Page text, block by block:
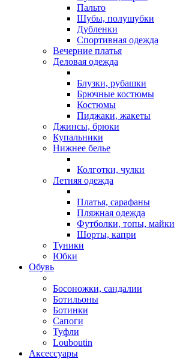
Пальто
Шубы, полушубки
Дубленки
Спортивная одежда
Вечерние платья
Деловая одежда
Блузки, рубашки
Брючные костюмы
Костюмы
Пиджаки, жакеты
Джинсы, брюки
Купальники
Нижнее белье
Колготки, чулки
Летняя одежда
Платья, сарафаны
Пляжная одежда
Футболки, топы, майки
Шорты, капри
Туники
Юбки
Обувь
Босоножки, сандалии
Ботильоны
Ботинки
Сапоги
Туфли
Louboutin
Аксессуары